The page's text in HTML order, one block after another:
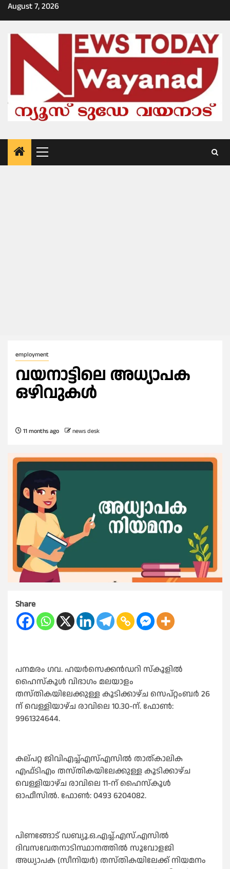
Skip
to
August 7, 2026
Primary
Menu
employment
വയനാട്ടിലെ അധ്യാപക
ഒഴിവുകൾ
11 months ago news desk
Share
പനമരം ഗവ. ഹയർസെക്കൻഡറി സ്കൂളിൽ
ഹൈസ്കൂൾ വിഭാഗം മലയാളം
തസ്തികയിലേക്കുള്ള കൂടിക്കാഴ്ച സെപ്റ്റംബർ 26
ന് വെള്ളിയാഴ്ച രാവിലെ 10.30-ന്. ഫോൺ:
9961324644.
കല്പറ്റ ജിവിഎച്ച്എസ്എസിൽ താത്കാലിക
എഫ്ടിഎം തസ്തികയിലേക്കുള്ള കൂടിക്കാഴ്ച
വെള്ളിയാഴ്ച രാവിലെ 11-ന് ഹൈസ്കൂൾ
ഓഫീസിൽ. ഫോൺ: 0493 6204082.
പിണങ്ങോട് ഡബ്യൂ.ഒ.എച്ച്.എസ്.എസിൽ
ദിവസവേതനാടിസ്ഥാനത്തിൽ സൂവോളജി
അധ്യാപക (സീനിയർ) തസ്തികയിലേക്ക് നിയമനം